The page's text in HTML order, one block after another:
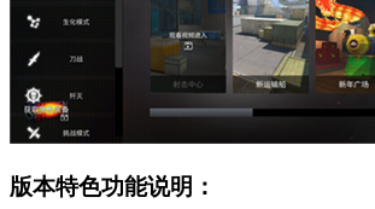
版本特色功能说明：